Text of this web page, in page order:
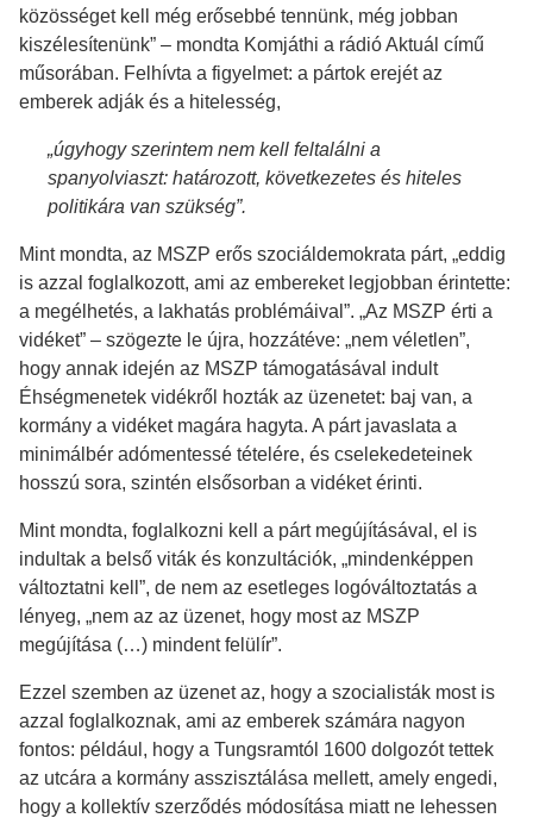
közösséget kell még erősebbé tennünk, még jobban
kiszélesítenünk” – mondta Komjáthi a rádió Aktuál című
műsorában. Felhívta a figyelmet: a pártok erejét az
emberek adják és a hitelesség,
„úgyhogy szerintem nem kell feltalálni a
spanyolviaszt: határozott, következetes és hiteles
politikára van szükség”.
Mint mondta, az MSZP erős szociáldemokrata párt, „eddig
is azzal foglalkozott, ami az embereket legjobban érintette:
a megélhetés, a lakhatás problémáival”. „Az MSZP érti a
vidéket” – szögezte le újra, hozzátéve: „nem véletlen”,
hogy annak idején az MSZP támogatásával indult
Éhségmenetek vidékről hozták az üzenetet: baj van, a
kormány a vidéket magára hagyta. A párt javaslata a
minimálbér adómentessé tételére, és cselekedeteinek
hosszú sora, szintén elsősorban a vidéket érinti.
Mint mondta, foglalkozni kell a párt megújításával, el is
indultak a belső viták és konzultációk, „mindenképpen
változtatni kell”, de nem az esetleges logóváltoztatás a
lényeg, „nem az az üzenet, hogy most az MSZP
megújítása (…) mindent felülír”.
Ezzel szemben az üzenet az, hogy a szocialisták most is
azzal foglalkoznak, ami az emberek számára nagyon
fontos: például, hogy a Tungsramtól 1600 dolgozót tettek
az utcára a kormány asszisztálása mellett, amely engedi,
hogy a kollektív szerződés módosítása miatt ne lehessen